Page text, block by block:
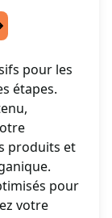
pour les
étapes.
produits et
pour
votre